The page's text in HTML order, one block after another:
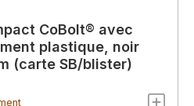
CoBolt® avec
plastique, noir
(carte SB/blister)